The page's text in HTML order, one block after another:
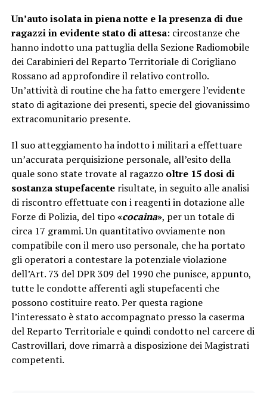
Un’auto isolata in piena notte e la presenza di due
ragazzi in evidente stato di attesa: circostanze che
hanno indotto una pattuglia della Sezione Radiomobile
dei Carabinieri del Reparto Territoriale di Corigliano
Rossano ad approfondire il relativo controllo.
Un’attività di routine che ha fatto emergere l’evidente
stato di agitazione dei presenti, specie del giovanissimo
extracomunitario presente.
Il suo atteggiamento ha indotto i militari a effettuare
un’accurata perquisizione personale, all’esito della
quale sono state trovate al ragazzo oltre 15 dosi di
sostanza stupefacenterisultate, in seguito alle analisi
di riscontro effettuate con i reagenti in dotazione alle
Forze di Polizia, del tipo«cocaina», per un totale di
circa 17 grammi. Un quantitativo ovviamente non
compatibile con il mero uso personale, che ha portato
gli operatori a contestare la potenziale violazione
dell’Art. 73 del DPR 309 del 1990 che punisce, appunto,
tutte le condotte afferenti agli stupefacenti che
possono costituire reato. Per questa ragione
l’interessato è stato accompagnato presso la caserma
del Reparto Territoriale e quindi condotto nel carcere di
Castrovillari, dove rimarrà a disposizione dei Magistrati
competenti.